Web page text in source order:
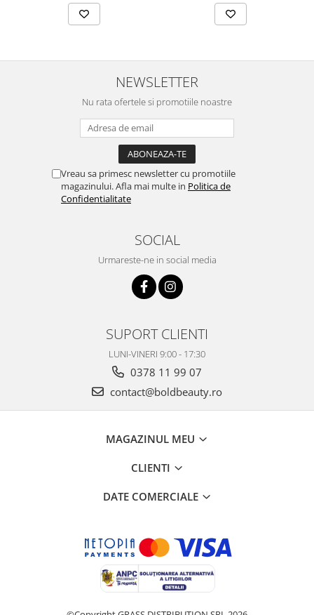
NEWSLETTER
Nu rata ofertele si promotiile noastre
Vreau sa primesc newsletter cu promotiile
magazinului. Afla mai multe in Politica de
Confidentialitate
SOCIAL
Urmareste-ne in social media
SUPORT CLIENTI
LUNI-VINERI 9:00 - 17:30
0378 11 99 07
contact@boldbeauty.ro
MAGAZINUL MEU
CLIENTI
DATE COMERCIALE